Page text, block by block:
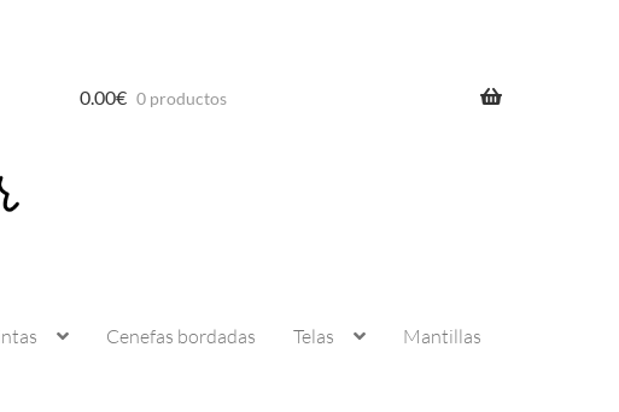
0.00€ 0 productos
Cenefas bordadas Telas Mantillas